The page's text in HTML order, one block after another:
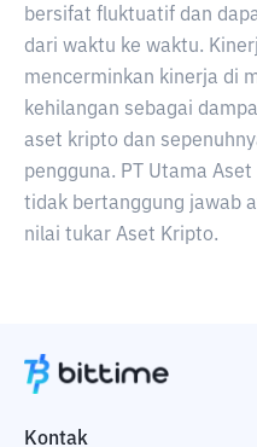
bersifat fluktuatif dan
dari waktu ke waktu.
mencerminkan kinerja di
kehilangan sebagai
aset kripto dan
pengguna. PT Utama
tidak bertanggung jawab
nilai tukar Aset Kripto.
Kontak